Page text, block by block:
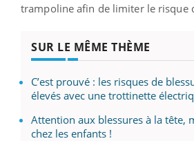
trampoline afin de limiter le risque
SUR LE MÊME THÈME
C’est prouvé : les risques de
élevés avec une trottinette
Attention aux blessures à la tête,
chez les enfants !